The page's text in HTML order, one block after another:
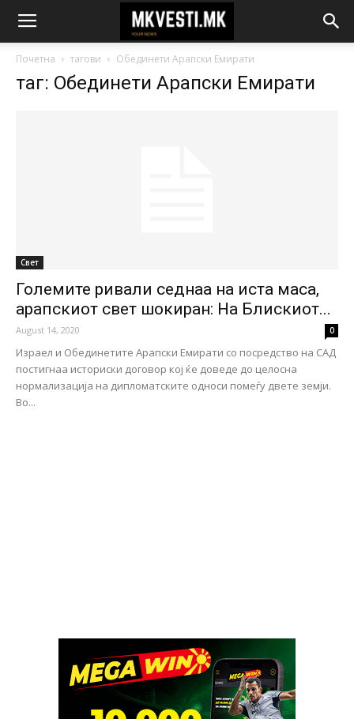
Почетна тагови Обединети Арапски Емирати
таг: Обединети Арапски Емирати
Свет
Големите ривали седнаа на иста маса,
арапскиот свет шокиран: На Блискиот...
August 14, 2020 0
Израел и Обединетите Арапски Емирати со посредство на САД
постигнаа историски договор кој ќе доведе до целосна
нормализација на дипломатските односи помеѓу двете земји.
Во...